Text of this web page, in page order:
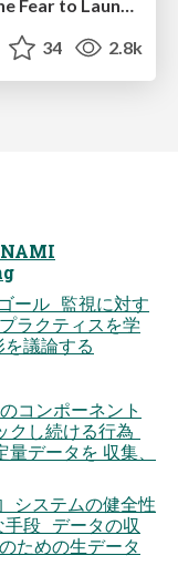
34 2.8k
ール 監視に対す
ラクティスを学
議論する
コンポーネント
クし続ける⾏為
データを 収集、
システムの健全性
⼿段 データの収
ための⽣データ